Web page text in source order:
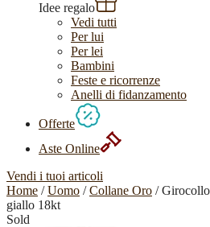
Idee regalo
Vedi tutti
Per lui
Per lei
Bambini
Feste e ricorrenze
Anelli di fidanzamento
Offerte
Aste Online
Vendi i tuoi articoli
Home /Uomo /Collane Oro /
giallo 18kt
Sold